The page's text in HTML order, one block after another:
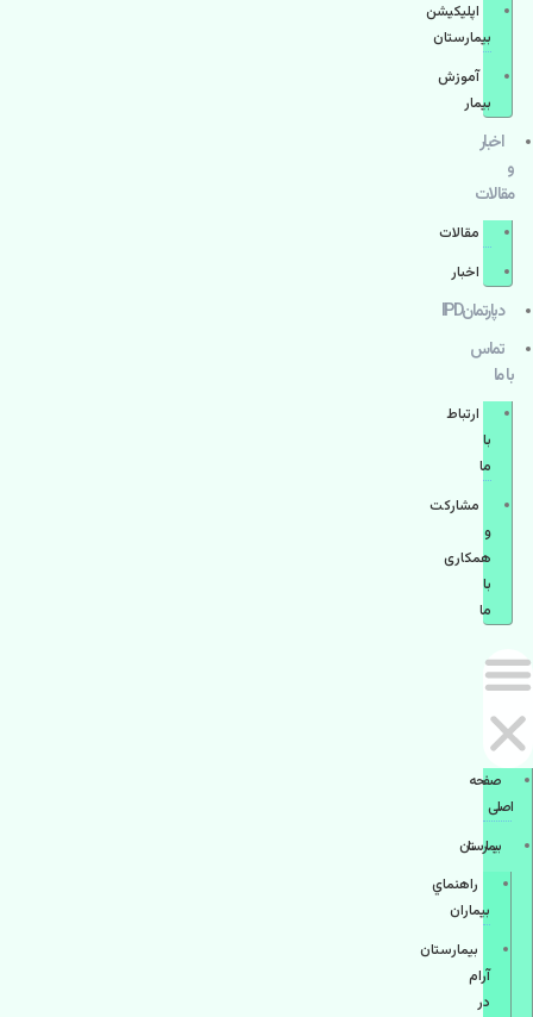
اپليكيشن
بيمارستان
آموزش
بیمار
اخبار
و
مقالات
مقالات
اخبار
دپارتمانIPD
تماس
با ما
ارتباط
با
ما
مشاركت
و
همكاری
با
ما
صفحه
اصلی
بيمارستان
راهنماي
بیماران
بیمارستان
آرام
در